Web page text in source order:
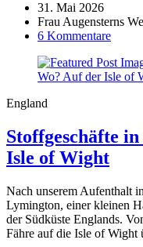
31. Mai 2026
Frau Augensterns
6 Kommentarezu
The
Lost
England
Stoffgeschäfte
Isle of Wight
Nach unserem Aufenthalt
Lymington, einer kleinen
der Südküste Englands.
Fähre auf die Isle of